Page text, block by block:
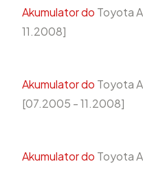
Akumulator do Toyota
11.2008]
Akumulator do Toyota
[07.2005 - 11.2008]
Akumulator do Toyota